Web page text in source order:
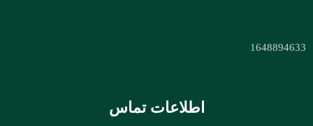
1648894633
اطلاعات تماس